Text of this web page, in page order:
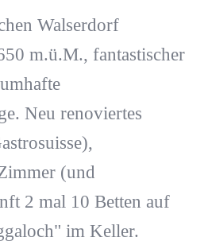
Walserdorf
m.ü.M., fantastischer
Neu renoviertes
(und
2 mal 10 Betten auf
im Keller.